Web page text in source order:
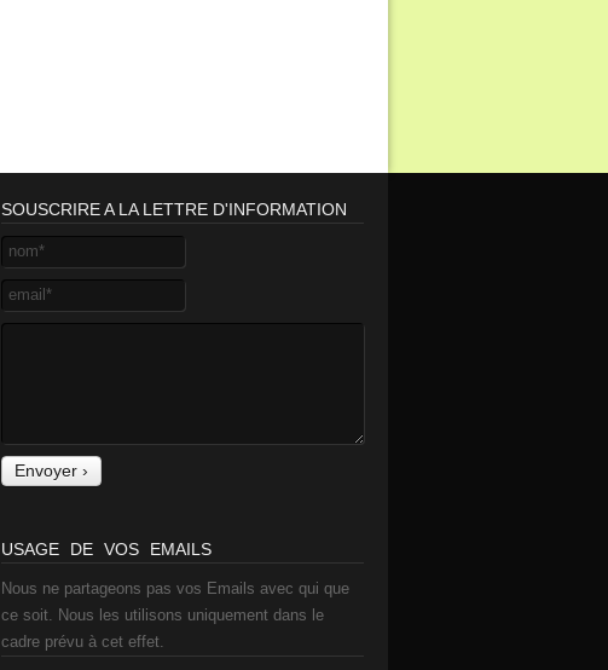
SOUSCRIRE A LA LETTRE D'INFORMATION
USAGE DE VOS EMAILS
Nous ne partageons pas vos Emails avec qui que
ce soit. Nous les utilisons uniquement dans le
cadre prévu à cet effet.